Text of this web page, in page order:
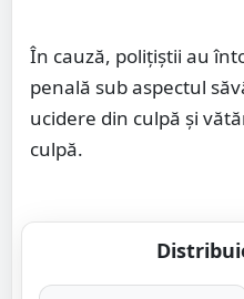
În cauză, poliţiştii au
penală sub aspectul
ucidere din culpă şi
culpă.